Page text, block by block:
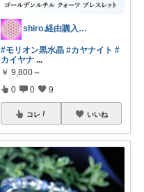
shiro.経由購入感謝です
#モリオン黒水晶 #カヤナイト #
カイヤナ ...
￥ 9,800～
0 0 9
コレ いいね